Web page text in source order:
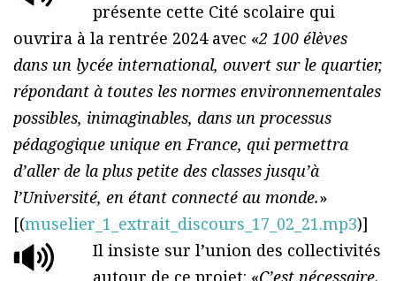
présente cette Cité scolaire qui
ouvrira à la rentrée 2024 avec «2 100 élèves
dans un lycée international, ouvert sur le quartier,
répondant à toutes les normes environnementales
possibles, inimaginables, dans un processus
pédagogique unique en France, qui permettra
d’aller de la plus petite des classes jusqu’à
l’Université, en étant connecté au monde.»
[(muselier_1_extrait_discours_17_02_21.mp3)]
Il insiste sur l’union des collectivités
autour de ce projet: «C’est nécessaire.